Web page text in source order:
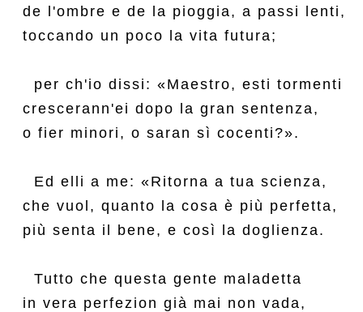
de l'ombre e de la pioggia, a passi lenti,
toccando un poco la vita futura;
  per ch'io dissi: «Maestro, esti tormenti
crescerann'ei dopo la gran sentenza,
o fier minori, o saran sì cocenti?».
  Ed elli a me: «Ritorna a tua scienza,
che vuol, quanto la cosa è più perfetta,
più senta il bene, e così la doglienza.
  Tutto che questa gente maladetta
in vera perfezion già mai non vada,